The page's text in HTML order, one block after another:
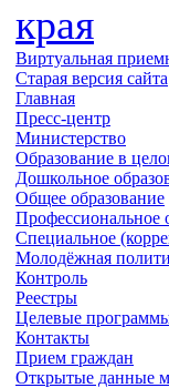
края
Виртуальная
Старая версия сайта
Главная
Пресс-центр
Министерство
Образование в
Дошкольное
Общее образование
Профессиональное
Специальное
Молодёжная
Контроль
Реестры
Целевые
Контакты
Прием граждан
Открытые данные